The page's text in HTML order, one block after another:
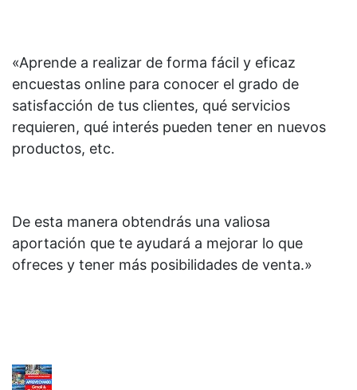
«Aprende a realizar de forma fácil y eficaz
encuestas online para conocer el grado de
satisfacción de tus clientes, qué servicios
requieren, qué interés pueden tener en nuevos
productos, etc.
De esta manera obtendrás una valiosa
aportación que te ayudará a mejorar lo que
ofreces y tener más posibilidades de venta.»